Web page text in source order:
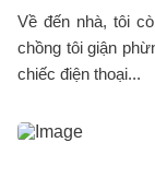
Về đến nhà, tôi
chồng tôi giận
chiếc điện thoại...